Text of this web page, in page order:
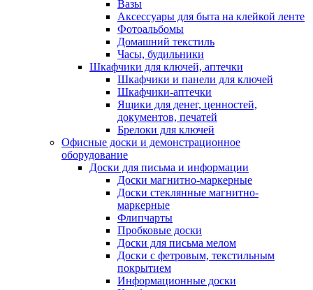
Вазы
Аксессуары для быта на клейкой ленте
Фотоальбомы
Домашний текстиль
Часы, будильники
Шкафчики для ключей, аптечки
Шкафчики и панели для ключей
Шкафчики-аптечки
Ящики для денег, ценностей,
документов, печатей
Брелоки для ключей
Офисные доски и демонстрационное
оборудование
Доски для письма и информации
Доски магнитно-маркерные
Доски стеклянные магнитно-
маркерные
Флипчарты
Пробковые доски
Доски для письма мелом
Доски с фетровым, текстильным
покрытием
Информационные доски